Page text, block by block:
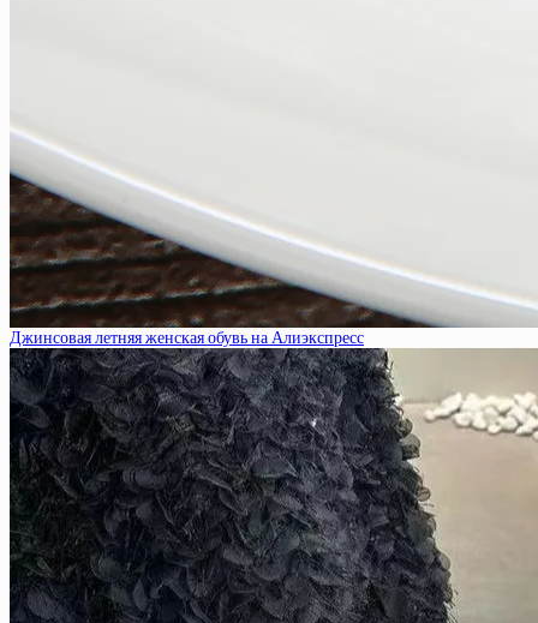
Джинсовая летняя женская обувь на Алиэкспресс